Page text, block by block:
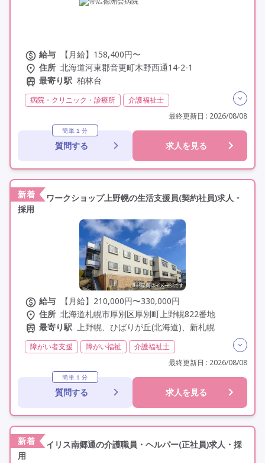
給与
【月給】158,400円〜
住所 北海道河東郡音更町木野西通14-2-1
最寄り駅 柏林台
病院・クリニック・診療所
介護福祉士
常勤
社会保険完備
交通費支給
年間休日110日以上
学歴不問
定年60歳以上
最終更新日 : 2026/08/08
簡単１分
質問する 求人を見る
新着
ワークショップ上野幌の生活支援員(契約社員)求人・
採用
給与
【月給】210,000円〜330,000円
住所 北海道札幌市厚別区厚別町上野幌822番地
最寄り駅 上野幌、ひばりが丘(北海道)、新札幌
障がい者支援 障がい福祉
介護福祉士
初任者研修(ヘルパー2級)
夜勤なし 残業月20時間以内
残業ほぼなし
社会保険完備 交通費支給
学歴不問
車通勤可 駅近
最終更新日 : 2026/08/08
簡単１分
質問する 求人を見る
新着
イリス南郷通の介護職員・ヘルパー(正社員)求人・採
用